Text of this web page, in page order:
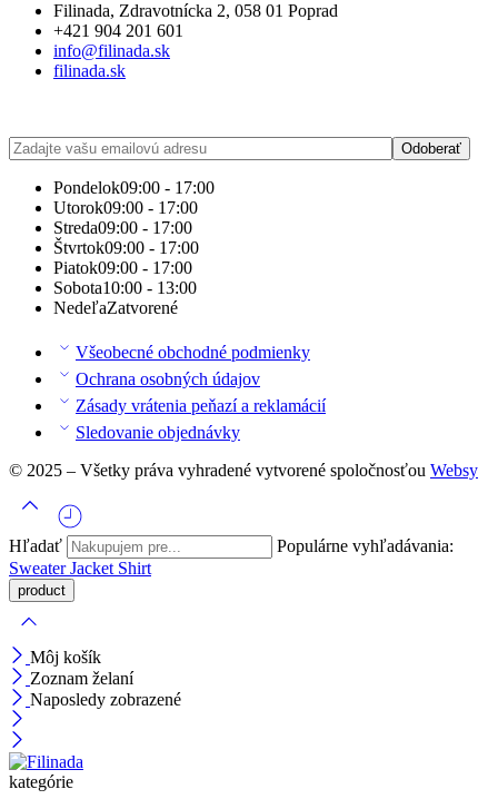
Filinada, Zdravotnícka 2, 058 01 Poprad
+421 904 201 601
info@filinada.sk
filinada.sk
Pondelok09:00 - 17:00
Utorok09:00 - 17:00
Streda09:00 - 17:00
Štvrtok09:00 - 17:00
Piatok09:00 - 17:00
Sobota10:00 - 13:00
NedeľaZatvorené
Všeobecné obchodné podmienky
Ochrana osobných údajov
Zásady vrátenia peňazí a reklamácií
Sledovanie objednávky
© 2025 – Všetky práva vyhradené vytvorené spoločnosťou Websy
Hľadať
Populárne vyhľadávania:
SweaterJacket Shirt
Môj košík
Zoznam želaní
Naposledy zobrazené
kategórie